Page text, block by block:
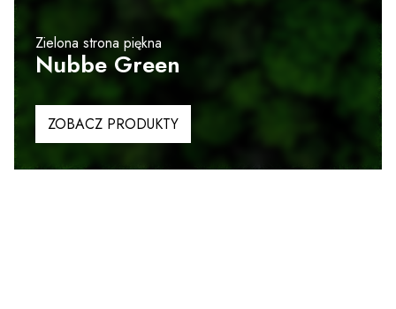
Zielona strona piękna
Nubbe Green
ZOBACZ PRODUKTY